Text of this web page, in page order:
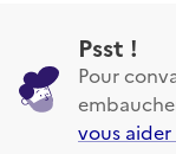
Psst !
Pour
vous aider